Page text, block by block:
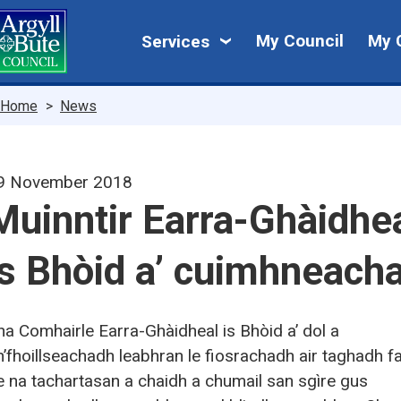
Skip
to
main
content
Services
My
My Council My
Breadcrumbs
Home News
November 2018
Earra-
Bhòid a’
Comhairle Earra-Ghàidheal is Bhòid a’ dol a
leabhran le fiosrachadh air taghadh
na tachartasan a chaidh a chumail san sgìre gus